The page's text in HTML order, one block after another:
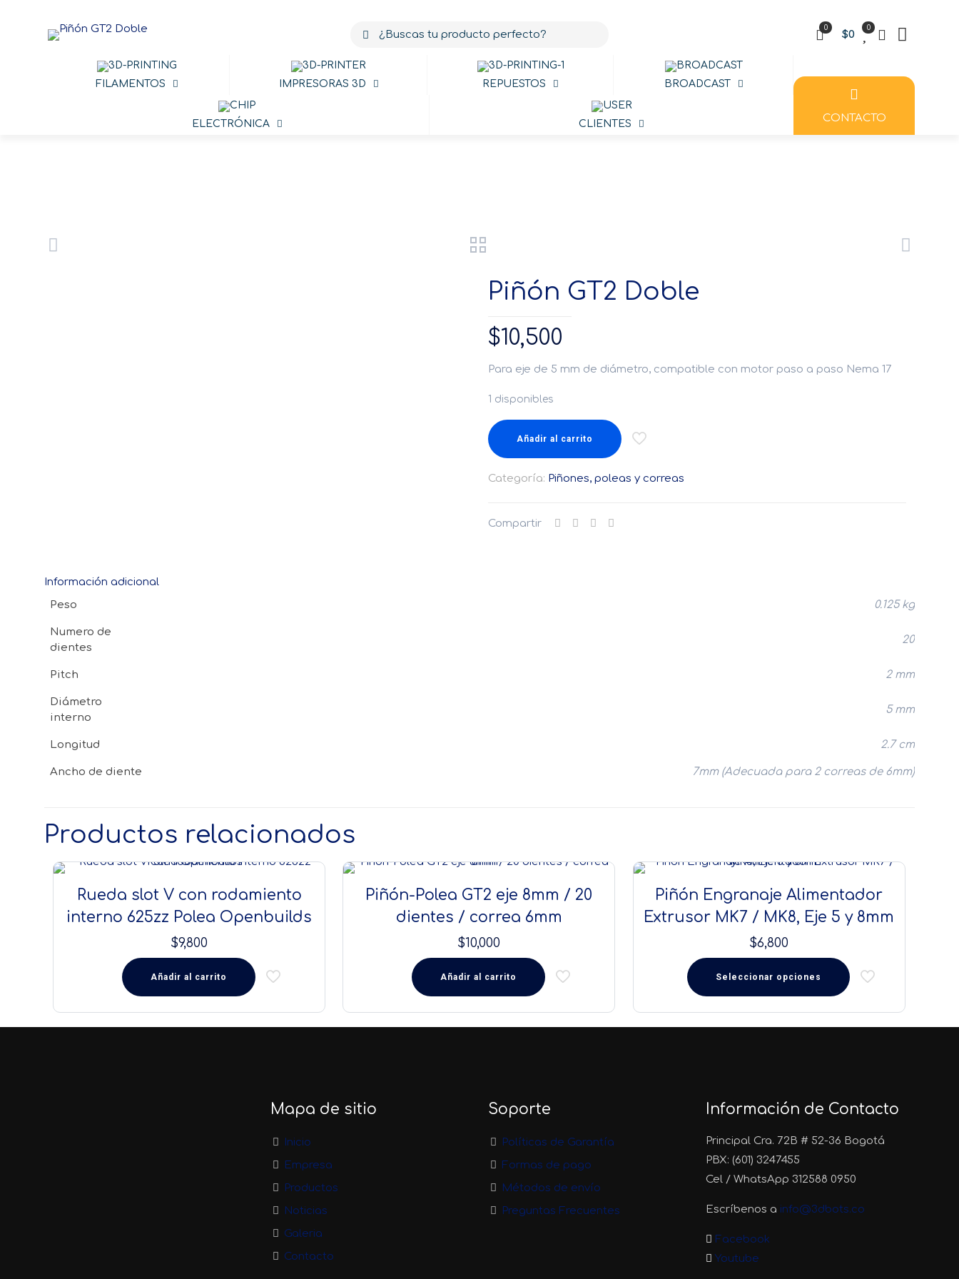
0
$0
0
FILAMENTOS IMPRESORAS 3D REPUESTOS BROADCAST
ELECTRÓNICA CLIENTES CONTACTO
Piñón GT2 Doble
$10,500
Para eje de 5 mm de diámetro, compatible con motor paso a paso Nema 17
1 disponibles
Añadir al carrito
Categoría: Piñones, poleas y correas
Compartir
Información adicional
Peso
0.125 kg
Numero de
dientes
20
Pitch 2 mm
Diámetro
interno
5 mm
Longitud 2.7 cm
Ancho de diente 7mm (Adecuada para 2 correas de 6mm)
Productos relacionados
Rueda slot V con rodamiento
interno 625zz Polea Openbuilds
$9,800
Añadir al carrito
Piñón-Polea GT2 eje 8mm / 20
dientes / correa 6mm
$10,000
Añadir al carrito
Piñón Engranaje Alimentador
Extrusor MK7 / MK8, Eje 5 y 8mm
$6,800
Seleccionar opciones
Este
tiene
opciones
pueden
elegir
producto
Mapa de sitio
Inicio
Empresa
Productos
Noticias
Galeria
Contacto
Soporte
Políticas de Garantía
Formas de pago
Métodos de envío
Preguntas Frecuentes
Información de Contacto
Principal Cra. 72B # 52-36 Bogotá
PBX: (601) 3247455
Cel / WhatsApp 312588 0950
Escríbenos a info@3dbots.co
Facebook
Youtube